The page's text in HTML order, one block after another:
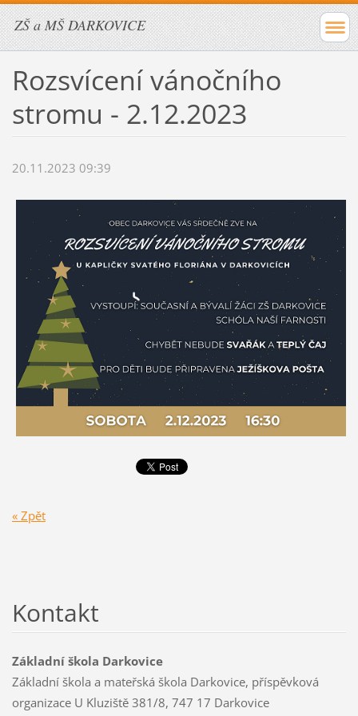
ZŠ a MŠ DARKOVICE
Rozsvícení vánočního
stromu - 2.12.2023
20.11.2023 09:39
« Zpět
Kontakt
Základní škola Darkovice
Základní škola a mateřská škola Darkovice, příspěvková
organizace U Kluziště 381/8, 747 17 Darkovice